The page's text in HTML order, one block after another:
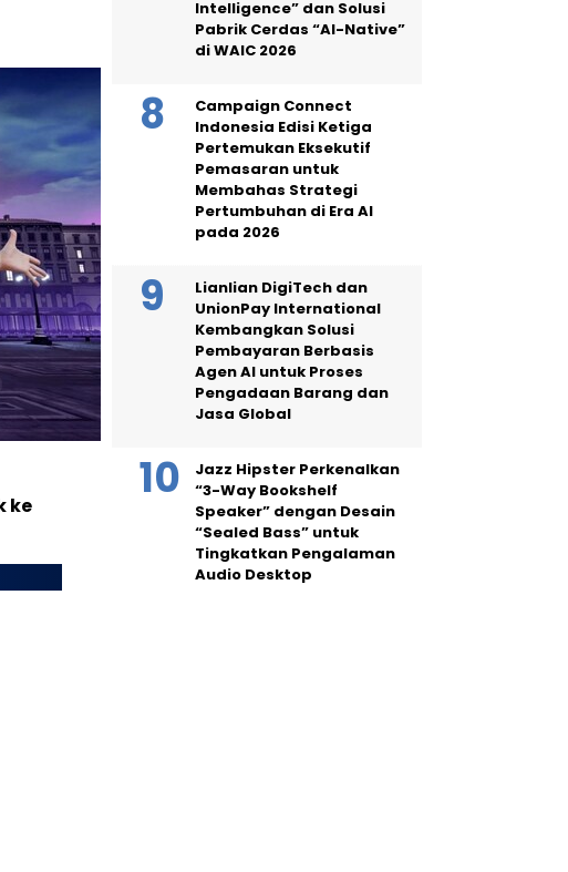
ke
Intelligence” dan Solusi
Pabrik Cerdas “AI-Native”
di WAIC 2026
Campaign Connect
Indonesia Edisi Ketiga
Pertemukan Eksekutif
Pemasaran untuk
Membahas Strategi
Pertumbuhan di Era AI
pada 2026
Lianlian DigiTech dan
UnionPay International
Kembangkan Solusi
Pembayaran Berbasis
Agen AI untuk Proses
Pengadaan Barang dan
Jasa Global
Jazz Hipster Perkenalkan
“3-Way Bookshelf
Speaker” dengan Desain
“Sealed Bass” untuk
Tingkatkan Pengalaman
Audio Desktop